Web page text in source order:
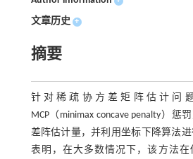
文章历史 +
摘要
针对稀疏协方差矩阵估计问
MCP（minimax concave penalty）惩
差阵估计量，并利用坐标下降算法
表明，在大多数情况下，该方法